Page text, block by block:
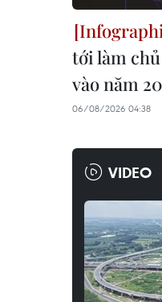
tới làm
vào năm
06/08/2026 04:38
VIDEO